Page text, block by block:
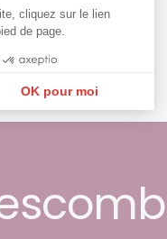
cliquez sur le lien
de page.
OK pour moi